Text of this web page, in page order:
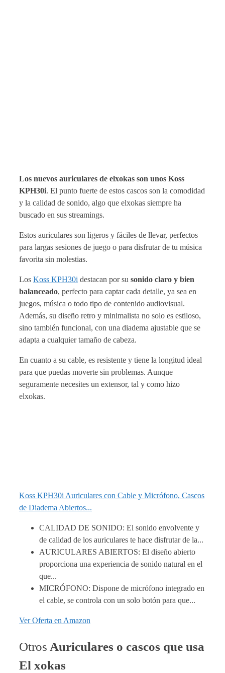
Los nuevos auriculares de elxokas son unos Koss
KPH30i. El punto fuerte de estos cascos son la comodidad
y la calidad de sonido, algo que elxokas siempre ha
buscado en sus streamings.
Estos auriculares son ligeros y fáciles de llevar, perfectos
para largas sesiones de juego o para disfrutar de tu música
favorita sin molestias.
Los Koss KPH30i destacan por su sonido claro y bien
balanceado, perfecto para captar cada detalle, ya sea en
juegos, música o todo tipo de contenido audiovisual.
Además, su diseño retro y minimalista no solo es estiloso,
sino también funcional, con una diadema ajustable que se
adapta a cualquier tamaño de cabeza.
En cuanto a su cable, es resistente y tiene la longitud ideal
para que puedas moverte sin problemas. Aunque
seguramente necesites un extensor, tal y como hizo
elxokas.
Koss KPH30i Auriculares con Cable y Micrófono, Cascos
de Diadema Abiertos...
CALIDAD DE SONIDO: El sonido envolvente y
de calidad de los auriculares te hace disfrutar de la...
AURICULARES ABIERTOS: El diseño abierto
proporciona una experiencia de sonido natural en el
que...
MICRÓFONO: Dispone de micrófono integrado en
el cable, se controla con un solo botón para que...
Ver Oferta en Amazon
Otros Auriculares o cascos que usa
El xokas